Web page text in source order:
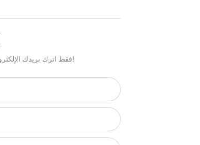
فقط اترك بريدك الإلكتروني أو رقم هاتفك في نموذج الاتصال حتى نتمكن من إرسال عرض أسعار مجاني لنا لمجموعة واسعة من التصاميم!